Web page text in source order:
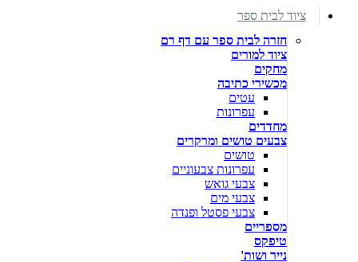
ציוד לבית ספר
חזרה לבית ספר עם דף רם
ציוד למורים
מחקים
מכשירי כתיבה
עטים
עפרונות
מחדדים
צבעים טושים ומרקרים
טושים
עפרונות צבעוניים
צבעי גואש
צבעי מים
צבעי פסטל ופנדה
מספריים
טיפקס
נייר ושות'